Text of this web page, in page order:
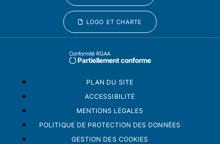
LOGO ET CHARTE
Conformité RGAA
Partiellement conforme
PLAN DU SITE
ACCESSIBILITÉ
MENTIONS LÉGALES
POLITIQUE DE PROTECTION DES DONNÉES
GESTION DES COOKIES